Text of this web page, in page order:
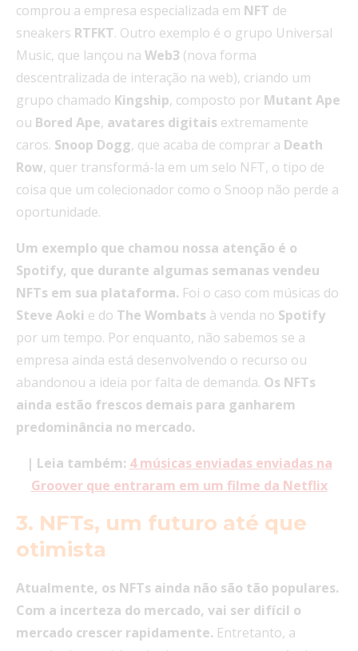
comprou a empresa especializada em NFT de
sneakers RTFKT. Outro exemplo é o grupo Universal
Music, que lançou na Web3 (nova forma
descentralizada de interação na web), criando um
grupo chamado Kingship, composto por Mutant Ape
ou Bored Ape, avatares digitais extremamente
caros. Snoop Dogg, que acaba de comprar a Death
Row, quer transformá-la em um selo NFT, o tipo de
coisa que um colecionador como o Snoop não perde a
oportunidade.
Um exemplo que chamou nossa atenção é o
Spotify, que durante algumas semanas vendeu
NFTs em sua plataforma. Foi o caso com músicas do
Steve Aoki e do The Wombats à venda no Spotify
por um tempo. Por enquanto, não sabemos se a
empresa ainda está desenvolvendo o recurso ou
abandonou a ideia por falta de demanda. Os NFTs
ainda estão frescos demais para ganharem
predominância no mercado.
| Leia também: 4 músicas enviadas enviadas na
Groover que entraram em um filme da Netflix
3. NFTs, um futuro até que
otimista
Atualmente, os NFTs ainda não são tão populares.
Com a incerteza do mercado, vai ser difícil o
mercado crescer rapidamente. Entretanto, a